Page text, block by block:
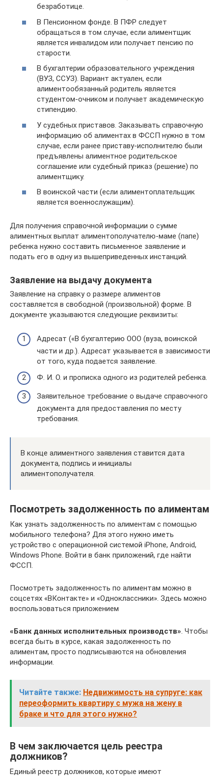
безработице.
В Пенсионном фонде. В ПФР следует
обращаться в том случае, если алиментщик
является инвалидом или получает пенсию по
старости.
В бухгалтерии образовательного учреждения
(ВУЗ, ССУЗ). Вариант актуален, если
алиментообязанный родитель является
студентом-очником и получает академическую
стипендию.
У судебных приставов. Заказывать справочную
информацию об алиментах в ФССП нужно в том
случае, если ранее приставу-исполнителю были
предъявлены алиментное родительское
соглашение или судебный приказ (решение) по
алиментщику.
В воинской части (если алиментоплательщик
является военнослужащим).
Для получения справочной информации о сумме
алиментных выплат алиментополучателю-маме (папе)
ребенка нужно составить письменное заявление и
подать его в одну из вышеприведенных инстанций.
Заявление на выдачу документа
Заявление на справку о размере алиментов
составляется в свободной (произвольной) форме. В
документе указываются следующие реквизиты:
Адресат («В бухгалтерию ООО (вуза, воинской
части и др.). Адресат указывается в зависимости
от того, куда подается заявление.
Ф. И. О. и прописка одного из родителей ребенка.
Заявительное требование о выдаче справочного
документа для предоставления по месту
требования.
В конце алиментного заявления ставится дата
документа, подпись и инициалы
алиментополучателя.
Посмотреть задолженность по алиментам
Как узнать задолженность по алиментам с помощью
мобильного телефона? Для этого нужно иметь
устройство с операционной системой iPhone, Android,
Windows Phone. Войти в банк приложений, где найти
ФССП.
Посмотреть задолженность по алиментам можно в
соцсетях «ВКонтакте» и «Одноклассники». Здесь можно
воспользоваться приложением
«Банк данных исполнительных производств» . Чтобы
всегда быть в курсе, какая задолженность по
алиментам, просто подписываются на обновления
информации.
Читайте также: Недвижимость на супруге: как
переоформить квартиру с мужа на жену в
браке и что для этого нужно?
В чем заключается цель реестра
должников?
Единый реестр должников, которые имеют